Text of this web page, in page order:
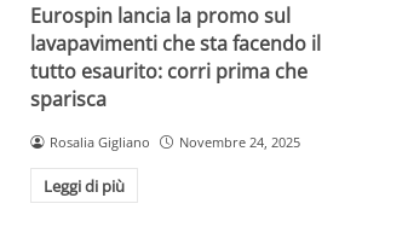
Eurospin lancia la promo sul
lavapavimenti che sta facendo il
tutto esaurito: corri prima che
sparisca
Rosalia Gigliano Novembre 24, 2025
Leggi di più